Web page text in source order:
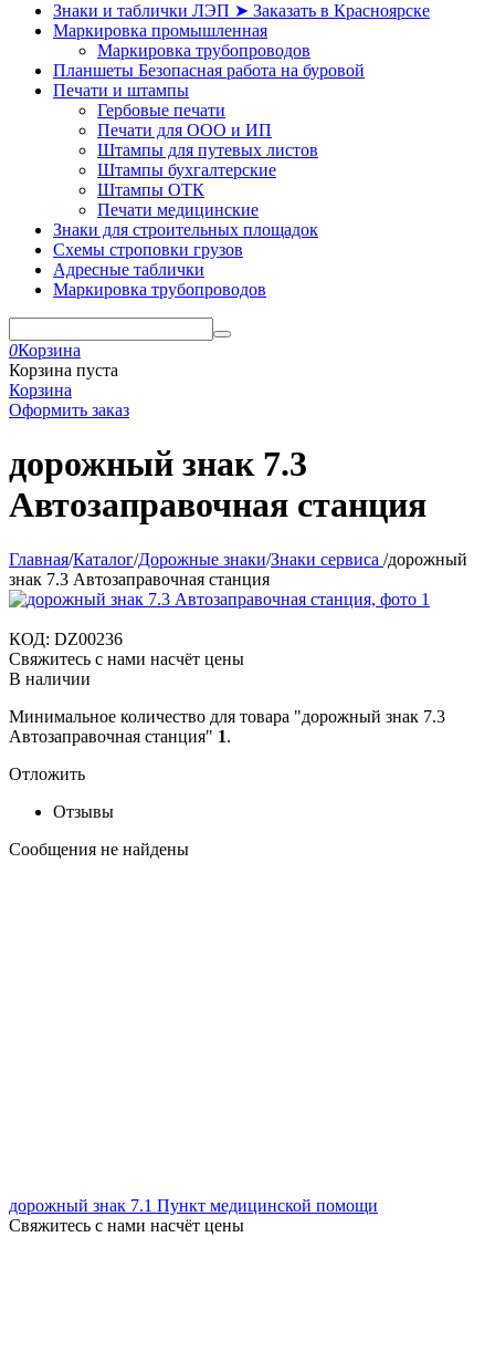
Знаки и таблички ЛЭП ➤ Заказать в Красноярске
Маркировка промышленная
Маркировка трубопроводов
Планшеты Безопасная работа на буровой
Печати и штампы
Гербовые печати
Печати для ООО и ИП
Штампы для путевых листов
Штампы бухгалтерские
Штампы ОТК
Печати медицинские
Знаки для строительных площадок
Схемы строповки грузов
Адресные таблички
Маркировка трубопроводов
0Корзина
Корзина пуста
Корзина
Оформить заказ
дорожный знак 7.3
Автозаправочная станция
Главная/Каталог/Дорожные знаки/Знаки сервиса /дорожный
знак 7.3 Автозаправочная станция
КОД: DZ00236
Свяжитесь с нами насчёт цены
В наличии
Минимальное количество для товара "дорожный знак 7.3
Автозаправочная станция" 1.
Отложить
Отзывы
Сообщения не найдены
дорожный знак 7.1 Пункт медицинской помощи
Свяжитесь с нами насчёт цены